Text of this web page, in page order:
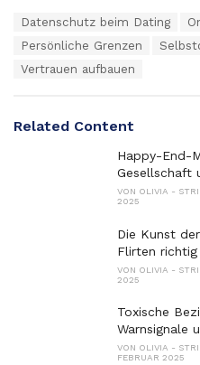
e
Datenschutz beim Dating
Persönliche Grenzen
Vertrauen aufbauen
Related Content
Happy-End-
Gesellschaft
VON OLIVIA -
2025
Die Kunst
Flirten
VON OLIVIA -
2025
Toxische
Warnsignale
VON OLIVIA -
FEBRUAR 2025